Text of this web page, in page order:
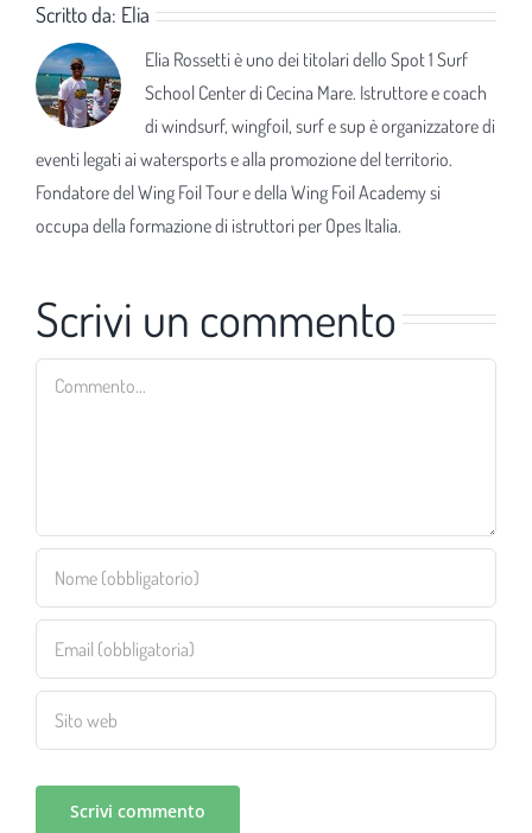
Scritto da: Elia
Elia Rossetti è uno dei titolari dello Spot 1 Surf
School Center di Cecina Mare. Istruttore e coach
di windsurf, wingfoil, surf e sup è organizzatore di
eventi legati ai watersports e alla promozione del territorio.
Fondatore del Wing Foil Tour e della Wing Foil Academy si
occupa della formazione di istruttori per Opes Italia.
Scrivi un commento
Commento